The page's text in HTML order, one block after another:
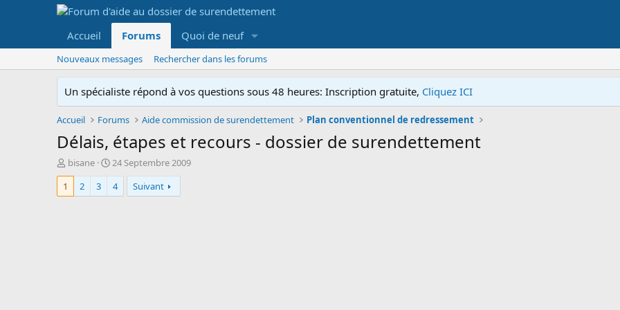
Accueil Forums Quoi de neuf
Nouveaux messages Rechercher dans les forums
Un spécialiste répond à vos questions sous 48 heures: Inscription gratuite, Cliquez ICI
Accueil Forums Aide commission de surendettement Plan conventionnel de redressement
Délais, étapes et recours - dossier de surendettement
A
u
e
bisane
D
a
t
e
24 Septembre 2009
1
2 3 4 Suivant